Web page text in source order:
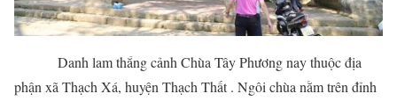
Danh lam thắng cảnh Chùa Tây Phương nay thuộc địa
phận xã Thạch Xá, huyện Thạch Thất . Ngôi chùa nằm trên đỉnh